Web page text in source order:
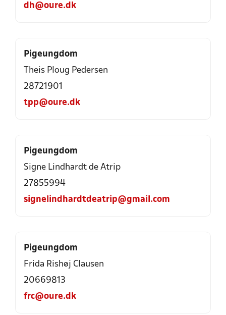
dh@oure.dk
Pigeungdom
Theis Ploug Pedersen
28721901
tpp@oure.dk
Pigeungdom
Signe Lindhardt de Atrip
27855994
signelindhardtdeatrip@gmail.com
Pigeungdom
Frida Rishøj Clausen
20669813
frc@oure.dk